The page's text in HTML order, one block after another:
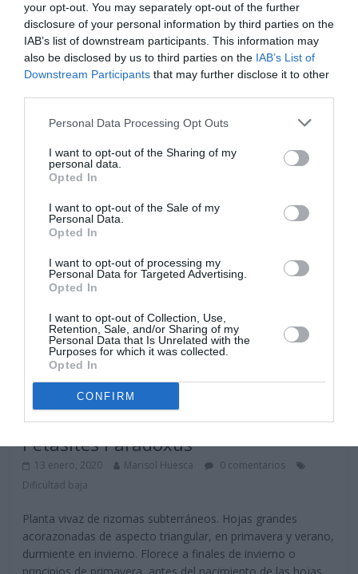
your opt-out. You may separately opt-out of the further
disclosure of your personal information by third parties on the
IAB’s list of downstream participants. This information may
also be disclosed by us to third parties on the IAB’s List of
Downstream Participants that may further disclose it to other
Personal Data Processing Opt Outs
I want to opt-out of the Sharing of my
personal data.
Opted In
I want to opt-out of the Sale of my
Personal Data.
Opted In
I want to opt-out of processing my
Personal Data for Targeted Advertising.
Opted In
I want to opt-out of Collection, Use,
Retention, Sale, and/or Sharing of my
Personal Data that Is Unrelated with the
Purposes for which it was collected.
Opted In
CONFIRM
Planta rizomatosa vivaz, tallos delgados, erectos o
zigzagueantes, hojas ovaladas y alargadas de color verde
de bordes dentados y puntiagudas. Florece de mediados de
verano a principios de otoño, Flores pequeñas y
abundantes de color amarillo brillante. Situación soleada o
parcialmente soleada, suelo seco o ligeramente húmedo
bien drenado. Muy resistente a las bajas temperaturas.
Leer más
Silvestres Vivaces
Petasites Paradoxus
13 enero, 2020 Marisol Huesca
0 comentarios
Dificultad baja
Planta vivaz de rizomas subterráneos. Hojas grandes
acorazonadas de aspecto triangular, en primavera y verano,
durmiente en invierno. Florece a finales de invierno o